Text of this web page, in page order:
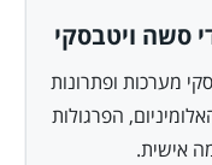
סשה ויטבסקי
מערכות ופתרונות
האלומיניום, הפרגולות
אישית.